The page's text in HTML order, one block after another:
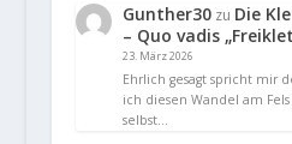
Gunther30zu Die
– Quo vadis
23. März 2026
Ehrlich gesagt spricht mir
ich diesen Wandel am
selbst…